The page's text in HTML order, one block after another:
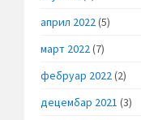
април 2022(5)
март 2022(7)
фебруар 2022(2)
децембар 2021 (3)